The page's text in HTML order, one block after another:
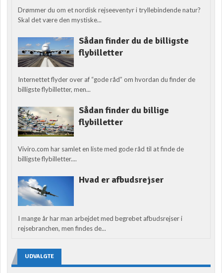
Drømmer du om et nordisk rejseeventyr i tryllebindende natur?
Skal det være den mystiske...
Sådan finder du de billigste
flybilletter
Internettet flyder over af “gode råd” om hvordan du finder de
billigste flybilletter, men...
Sådan finder du billige
flybilletter
Viviro.com har samlet en liste med gode råd til at finde de
billigste flybilletter....
Hvad er afbudsrejser
I mange år har man arbejdet med begrebet afbudsrejser i
rejsebranchen, men findes de...
UDVALGTE